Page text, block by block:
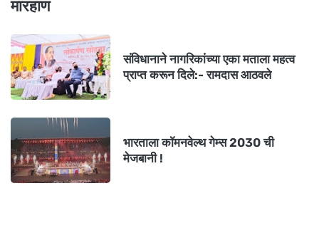
मारहाण
संविधानाने नागरिकांच्या एका मताला महत्व
प्राप्त करून दिले:- रामदास आठवले
भारताला कॉमनवेल्थ गेम्स 2030 ची
मेजबानी !